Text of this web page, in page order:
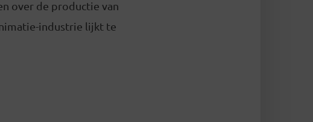
over de productie van
industrie lijkt te